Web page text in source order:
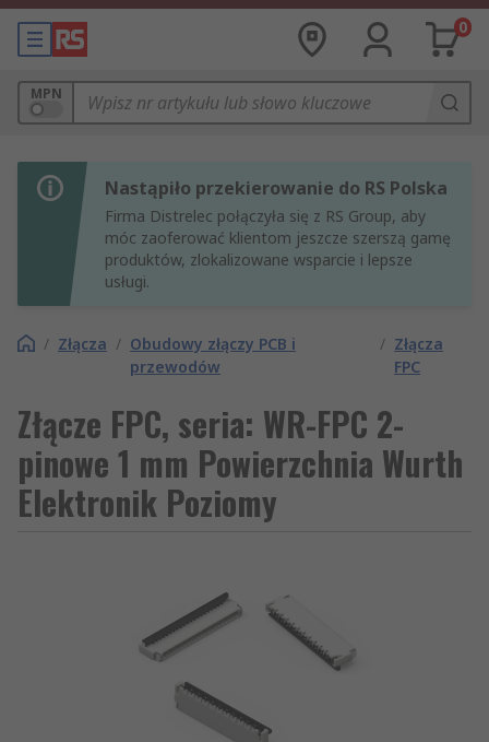
0
MPN
Nastąpiło przekierowanie do RS Polska
Firma Distrelec połączyła się z RS Group, aby
móc zaoferować klientom jeszcze szerszą gamę
produktów, zlokalizowane wsparcie i lepsze
usługi.
/ Złącza / Obudowy złączy PCB i
przewodów
/ Złącza
FPC
Złącze FPC, seria: WR-FPC 2-
pinowe 1 mm Powierzchnia Wurth
Elektronik Poziomy